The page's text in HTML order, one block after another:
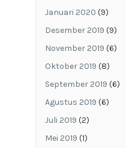
Januari 2020 (9)
Desember 2019 (9)
November 2019 (6)
Oktober 2019 (8)
September 2019 (6)
Agustus 2019 (6)
Juli 2019 (2)
Mei 2019 (1)